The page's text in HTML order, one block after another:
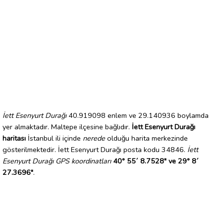
İett Esenyurt Durağı40.919098 enlem ve 29.140936 boylamda
yer almaktadır. Maltepe ilçesine bağlıdır. İett Esenyurt Durağı
haritası İstanbul ili içinde nerede olduğu harita merkezinde
gösterilmektedir. İett Esenyurt Durağı posta kodu 34846. İett
Esenyurt Durağı GPS koordinatları 40° 55´ 8.7528" ve 29° 8´
27.3696".